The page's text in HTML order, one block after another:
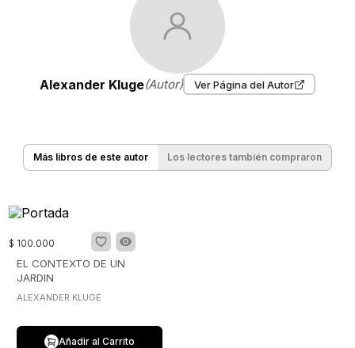
Alexander Kluge(Autor) Ver Página del Autor
Más libros de este autor Los lectores también compraron
$ 100.000
EL CONTEXTO DE UN
JARDIN
ALEXANDER KLUGE
Añadir al Carrito